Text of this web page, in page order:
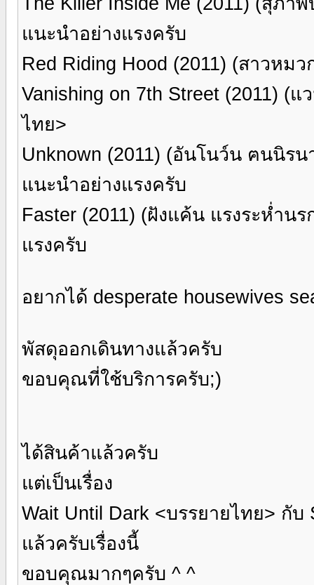
แนะนำอย่างแรงครับ
Red Riding Hood (2011) (สาวหม
Vanishing on 7th Street (2011) (
ไทย>
Unknown (2011) (อันโนว์น ฅนนิร
แนะนำอย่างแรงครับ
Faster (2011) (ฝังแค้น แรงระห่ำน
แรงครับ
อยากได้ desperate housewives
พัสดุออกเดินทางแล้วครับ
ขอบคุณที่ใช้บริการครับ;)
ได้สินค้าแล้วครับ
แต่เป็นเรื่อง
Wait Until Dark <บรรยายไทย> กั
แล้วครับเรื่องนี้
ขอบคุณมากๆครับ ^ ^